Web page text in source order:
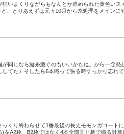
いまくりながらもなんとか進められた黄色いス
、とりあえずは元々10月から糸処理をメインに
同じなら縦糸継ぐのもいいかもね」から一念発
てた）そしたら6本織って張る時すっかり忘れ
くり終わらせて1番最後の長丈モモンガコート
をA2枚、B2枚ではなく4本全部同じ柄で織る計